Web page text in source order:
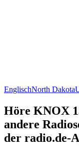
EnglischNorth Dakota
Höre KNOX
andere
der radio.de-